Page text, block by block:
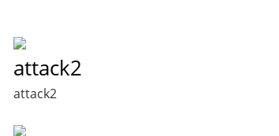
attack2
attack2